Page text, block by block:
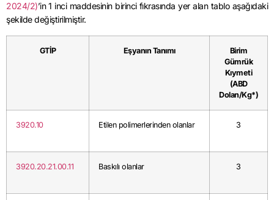
2024/2)’in 1 inci maddesinin birinci fıkrasında yer alan tablo aşağıdaki
şekilde değiştirilmiştir.
GTİP Eşyanın Tanımı
Birim
Gümrük
Kıymeti
(ABD
Dolan/Kg*)
3920.10 Etilen polimerlerinden olanlar 3
3920.20.21.00.11 Baskılı olanlar 3